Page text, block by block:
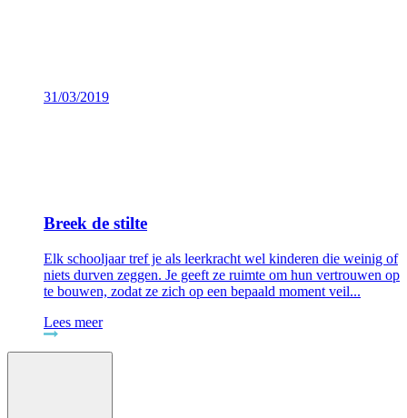
31/03/2019
Breek de stilte
Elk schooljaar tref je als leerkracht wel kinderen die weinig of
niets durven zeggen. Je geeft ze ruimte om hun vertrouwen op
te bouwen, zodat ze zich op een bepaald moment veil...
Lees meer